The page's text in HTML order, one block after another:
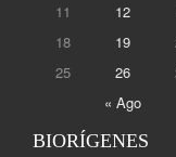
« Ago
11
12
18
19
25
26
BIORÍGENES